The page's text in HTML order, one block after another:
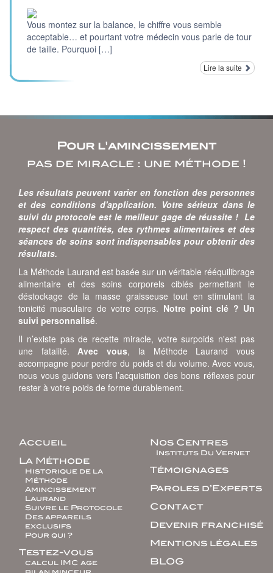
Vous montez sur la balance, le chiffre vous semble
acceptable… et pourtant votre médecin vous parle de tour
de taille. Pourquoi […]
Lire la suite
Pour l'amincissement
pas de miracle : une méthode !
Les résultats peuvent varier en fonction des personnes
et des conditions d'application. Votre sérieux dans le
suivi du protocole est le meilleur gage de réussite ! Le
respect des quantités, des rythmes alimentaires et des
séances de soins sont indispensables pour obtenir des
résultats.
La Méthode Laurand est basée sur un véritable rééquilibrage
alimentaire et des soins corporels ciblés permettant le
déstockage de la masse graisseuse tout en stimulant la
tonicité musculaire de votre corps. Notre point clé ? Un
suivi personnalisé.
Il n’existe pas de recette miracle, votre surpoids n'est pas
une fatalité.Avec vous, la Méthode Laurand vous
accompagne pour perdre du poids et du volume. Avec vous,
nous vous guidons vers l’acquisition des bons réflexes pour
rester à votre poids de forme durablement.
Accueil
La Méthode
Historique de la
Méthode
Amincissement
Laurand
Suivre le Protocole
Des appareils
exclusifs
Pour qui ?
Testez-vous
calcul IMC age
Nos Centres
Instituts Du Vernet
Témoignages
Paroles d’Experts
Contact
Devenir franchisé
Mentions légales
BLOG